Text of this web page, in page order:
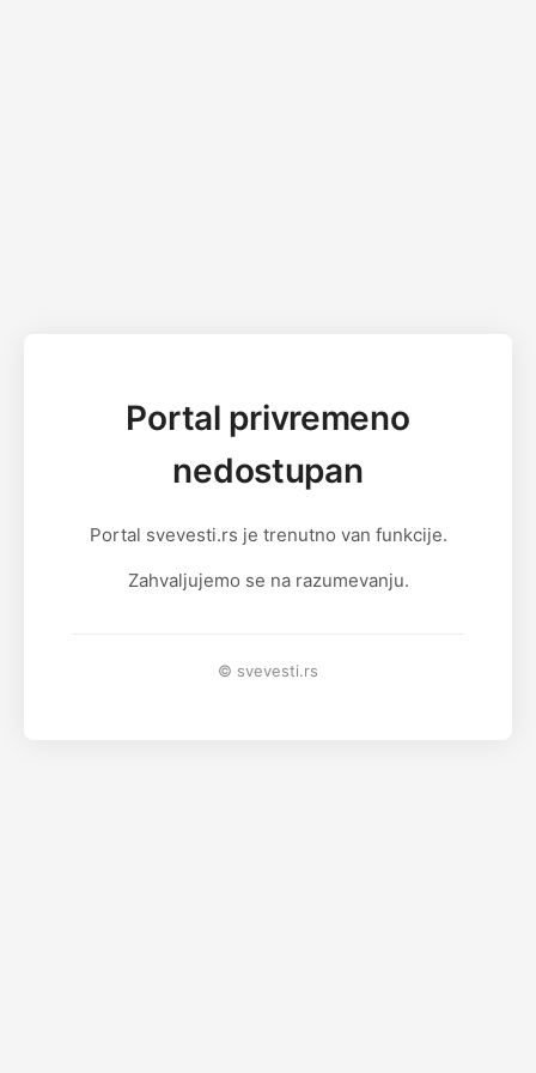
Portal privremeno
nedostupan
Portal svevesti.rs je trenutno van funkcije.
Zahvaljujemo se na razumevanju.
© svevesti.rs